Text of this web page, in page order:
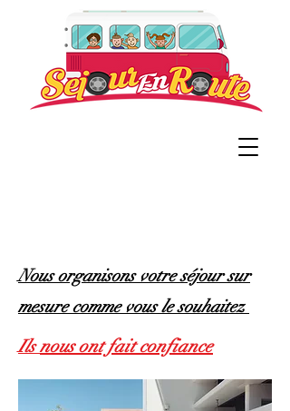
Nous organisons votre séjour sur
mesure comme vous le souhaitez
Ilsnous ont fait confiance